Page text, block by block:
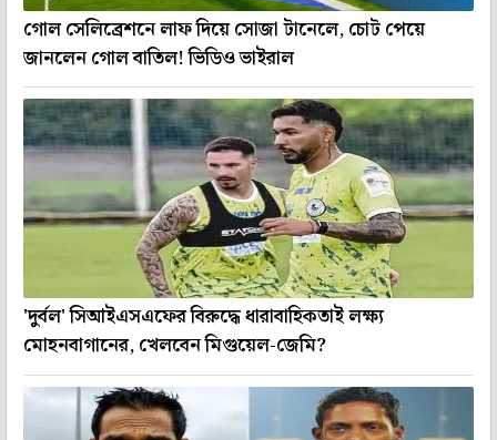
গোল সেলিব্রেশনে লাফ দিয়ে সোজা টানেলে, চোট পেয়ে
জানলেন গোল বাতিল! ভিডিও ভাইরাল
'দুর্বল' সিআইএসএফের বিরুদ্ধে ধারাবাহিকতাই লক্ষ্য
মোহনবাগানের, খেলবেন মিগুয়েল-জেমি?